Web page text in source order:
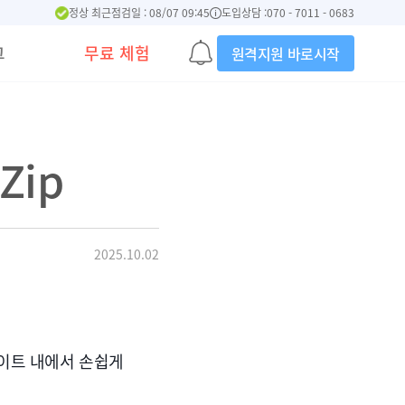
정상 최근점검일 : 08/07 09:45 도입상담 :070 - 7011 - 0683
무료 체험 원격지원 바로시작
2025.10.02
트 내에서 손쉽게